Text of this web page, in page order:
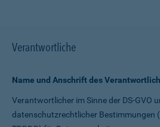
Verantwortliche
Name und Anschrift des
Verantwortlicher im Sinne der DS-GVO
datenschutz­rechtlicher Bestimmungen